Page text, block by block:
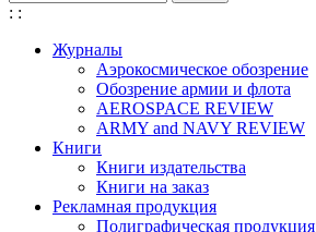
Форма поиска
: :
Журналы
Аэрокосмическое обозрение
Обозрение армии и флота
AEROSPACE REVIEW
ARMY and NAVY REVIEW
Книги
Книги издательства
Книги на заказ
Рекламная продукция
Полиграфическая продукция